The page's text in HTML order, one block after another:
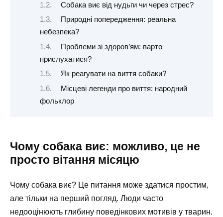
Собака виє від нудьги чи через стрес?
Природні попередження: реальна
небезпека?
Проблеми зі здоров’ям: варто
прислухатися?
Як реагувати на виття собаки?
Місцеві легенди про виття: народний
фольклор
Чому собака виє: можливо, це не
просто вітання місяцю
Чому собака виє? Це питання може здатися простим,
але тільки на перший погляд. Люди часто
недооцінюють глибину поведінкових мотивів у тварин.